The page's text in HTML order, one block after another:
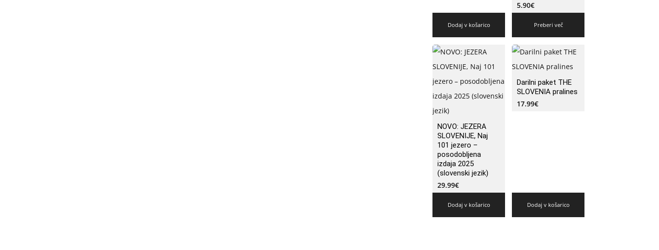
Dodaj v košarico
5.90€
Preberi več
NOVO: JEZERA
SLOVENIJE, Naj
101 jezero –
posodobljena
izdaja 2025
(slovenski jezik)
29.99€
Dodaj v košarico
Darilni paket THE
SLOVENIA pralines
17.99€
Dodaj v košarico